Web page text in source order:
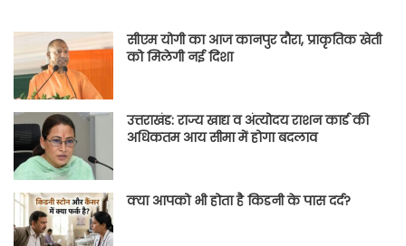
सीएम योगी का आज कानपुर दौरा, प्राकृतिक खेती
को मिलेगी नई दिशा
उत्तराखंड: राज्य खाद्य व अंत्योदय राशन कार्ड की
अधिकतम आय सीमा में होगा बदलाव
क्या आपको भी होता है किडनी के पास दर्द?